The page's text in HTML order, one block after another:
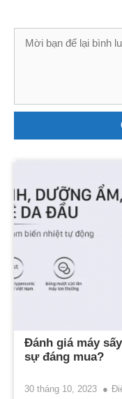
Bình
Đánh giá máy
sự đáng mua?
30 tháng 10, 2023